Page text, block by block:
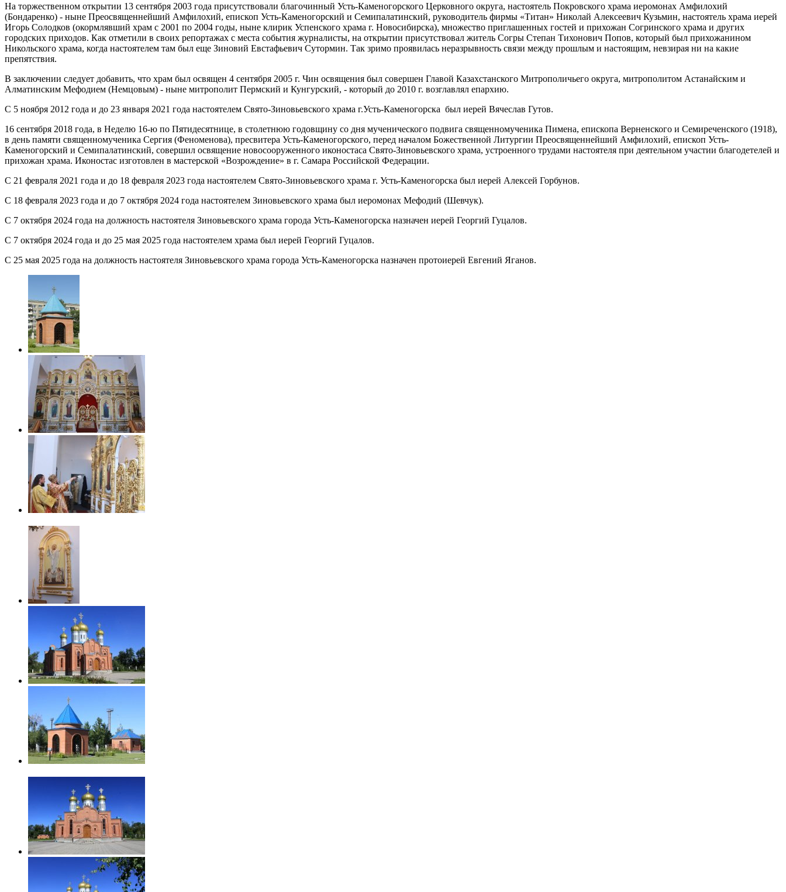
На торжественном открытии 13 сентября 2003 года присутствовали благочинный Усть-Каменогорского Церковного округа, настоятель Покровского храма иеромонах Амфилохий
(Бондаренко) - ныне Преосвященнейший Амфилохий, епископ Усть-Каменогорский и Семипалатинский, руководитель фирмы «Титан» Николай Алексеевич Кузьмин, настоятель храма иерей
Игорь Солодков (окормлявший храм с 2001 по 2004 годы, ныне клирик Успенского храма г. Новосибирска), множество приглашенных гостей и прихожан Согринского храма и других
городских приходов. Как отметили в своих репортажах с места события журналисты, на открытии присутствовал житель Согры Степан Тихонович Попов, который был прихожанином
Никольского храма, когда настоятелем там был еще Зиновий Евстафьевич Сутормин. Так зримо проявилась неразрывность связи между прошлым и настоящим, невзирая ни на какие
препятствия.
В заключении следует добавить, что храм был освящен 4 сентября 2005 г. Чин освящения был совершен Главой Казахстанского Митрополичьего округа, митрополитом Астанайским и
Алматинским Мефодием (Немцовым) - ныне митрополит Пермский и Кунгурский, - который до 2010 г. возглавлял епархию.
С 5 ноября 2012 года и до 23 января 2021 года настоятелем Свято-Зиновьевского храма г.Усть-Каменогорска был иерей Вячеслав Гутов.
16 сентября 2018 года, в Неделю 16-ю по Пятидесятнице, в столетнюю годовщину со дня мученического подвига священномученика Пимена, епископа Верненского и Семиреченского (1918),
в день памяти священномученика Сергия (Феноменова), пресвитера Усть-Каменогорского, перед началом Божественной Литургии Преосвященнейший Амфилохий, епископ Усть-
Каменогорский и Семипалатинский, совершил освящение новосооруженного иконостаса Свято-Зиновьевского храма, устроенного трудами настоятеля при деятельном участии благодетелей и
прихожан храма. Иконостас изготовлен в мастерской «Возрождение» в г. Самара Российской Федерации.
С 21 февраля 2021 года и до 18 февраля 2023 года настоятелем Свято-Зиновьевского храма г. Усть-Каменогорска был иерей Алексей Горбунов.
С 18 февраля 2023 года и до 7 октября 2024 года настоятелем Зиновьевского храма был иеромонах Мефодий (Шевчук).
С 7 октября 2024 года на должность настоятеля Зиновьевского храма города Усть-Каменогорска назначен иерей Георгий Гуцалов.
С 7 октября 2024 года и до 25 мая 2025 года настоятелем храма был иерей Георгий Гуцалов.
С 25 мая 2025 года на должность настоятеля Зиновьевского храма города Усть-Каменогорска назначен протоиерей Евгений Яганов.